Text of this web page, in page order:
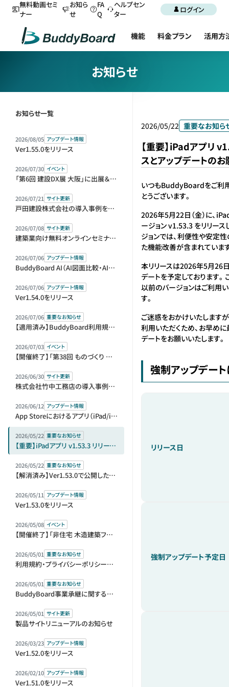
無料動画セミ
ナー
お知ら
せ
FA
Q
ヘルプセン
ター
ログイン
機能 料金プラン 活用方
お知らせ
お知らせ一覧
2026/08/05 アップデート情報
Ver1.55.0をリリース
2026/07/30 イベント
「第6回 建設DX展 大阪」に出展＆セミナー登壇します
2026/07/21 サイト更新
戸田建設株式会社の導入事例を公開しました
2026/07/08 サイト更新
建築業向け無料オンラインセミナー（アーカイブ動画）を公開しました
2026/07/06 アップデート情報
BuddyBoard AI（AI図面比較・AI指摘リスト）をベータ版として提供開始
2026/07/06 アップデート情報
Ver1.54.0をリリース
2026/07/06 重要なお知らせ
【適用済み】BuddyBoard利用規約等改定のお知らせ
2026/07/03 イベント
【開催終了】「第38回 ものづくり ワールド [東京]」内「第1回 建設DX展＋（プラス）」に出展＆セミナー登壇します
2026/06/30 サイト更新
株式会社竹中工務店の導入事例を公開しました
2026/06/12 アップデート情報
App Storeにおけるアプリ（iPad/iPhone）版の販売元変更に伴う再ログインのお願い
2026/05/22 重要なお知らせ
【重要】iPadアプリ v1.53.3 リリースとアップデートのお願い
2026/05/22 重要なお知らせ
【解消済み】Ver1.53.0で公開した機能の仕様変更のお知らせ
2026/05/11 アップデート情報
Ver1.53.0をリリース
2026/05/08 イベント
【開催終了】「非住宅 木造建築フェア 2026」（BREX）に出展します
2026/05/01 重要なお知らせ
利用規約・プライバシーポリシー改定のお知らせ
2026/05/01 重要なお知らせ
BuddyBoard事業承継に関するお知らせ
2026/05/01 サイト更新
製品サイトリニューアルのお知らせ
2026/03/23 アップデート情報
Ver1.52.0をリリース
2026/02/10 アップデート情報
Ver1.51.0をリリース
2026/05/22 重要なお知ら
【重要】iPadアプリ
スとアップデートの
いつもBuddyBoardをご利
とうございます。
2026年5月22日（金）に、
ージョン v1.53.3 をリリース
ジョンでは、利便性や安定
た機能改善が含まれていま
本リリースは2026年5月26日
デートを予定しております
以前のバージョンはご利用
す。
ご迷惑をおかけいたします
利用いただくため、お早め
デートをお願いいたします。
強制アップデー
リリース日
強制アップデート予定日